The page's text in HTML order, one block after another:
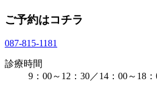
ご予約はコチラ
087-815-1181
診療時間
9：00～12：30／14：00～18